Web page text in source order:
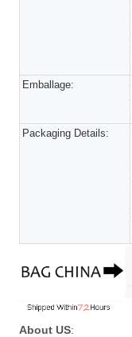
Emballage:
Packaging Details:
About US: